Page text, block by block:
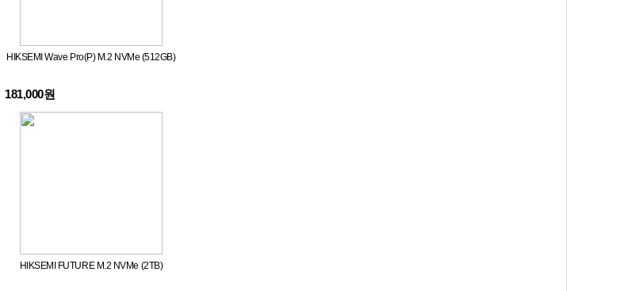
HIKSEMI Wave Pro(P) M.2 NVMe (512GB)
181,000원
HIKSEMI FUTURE M.2 NVMe (2TB)